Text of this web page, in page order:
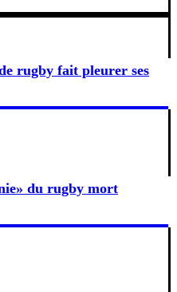
rugby fait pleurer ses
du rugby mort